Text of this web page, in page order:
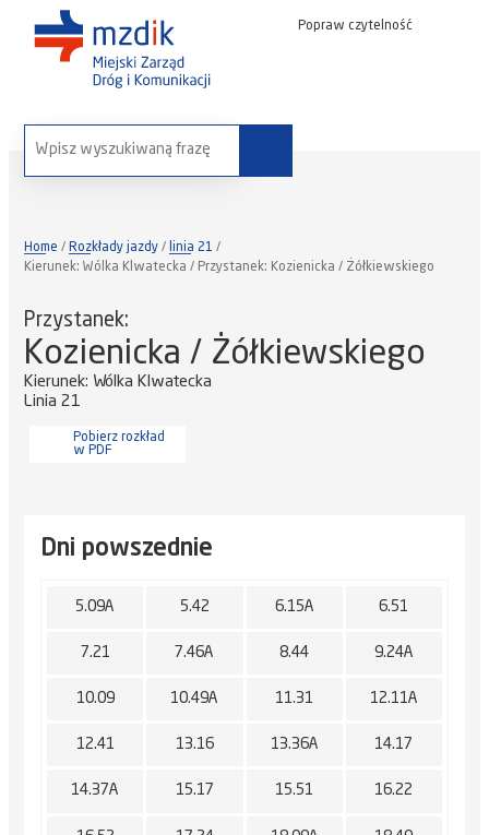
Popraw czytelność
wyszukaj na stronie:
Home Rozkłady jazdy
linia 21
Kierunek: Wólka Klwatecka / Przystanek: Kozienicka / Żółkiewskiego
Przystanek:
Kozienicka / Żółkiewskiego
Kierunek: Wólka Klwatecka
Linia 21
Pobierz rozkład
w PDF
Dni powszednie
5.09A 5.42 6.15A 6.51
7.21 7.46A 8.44 9.24A
10.09 10.49A 11.31 12.11A
12.41 13.16 13.36A 14.17
14.37A 15.17 15.51 16.22